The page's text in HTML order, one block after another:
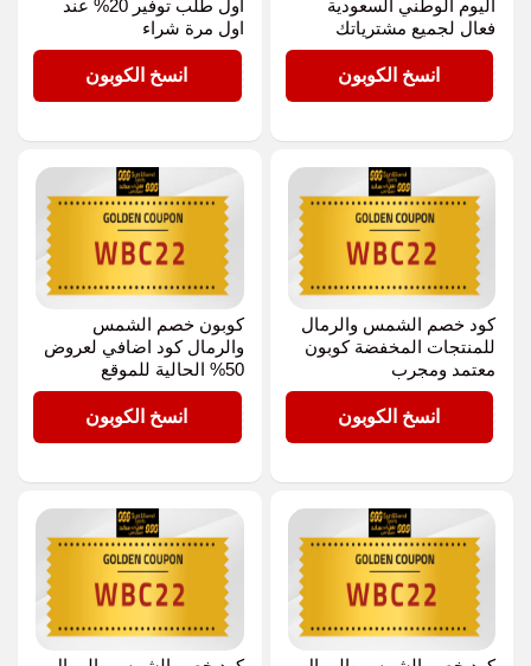
اليوم الوطني السعودية
فعال لجميع مشترياتك
WBC22انسخ الكوبون
أول طلب توفير 20% عند
اول مرة شراء
WBC22انسخ الكوبون
كود خصم الشمس والرمال
للمنتجات المخفضة كوبون
معتمد ومجرب
WBC22انسخ الكوبون
كوبون خصم الشمس
والرمال كود اضافي لعروض
50% الحالية للموقع
WBC22انسخ الكوبون